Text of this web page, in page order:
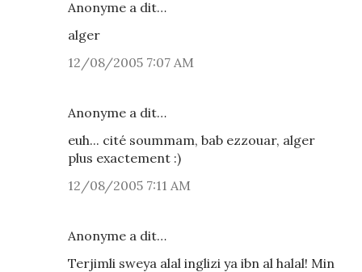
Anonyme a dit…
alger
12/08/2005 7:07 AM
Anonyme a dit…
euh... cité soummam, bab ezzouar, alger
plus exactement :)
12/08/2005 7:11 AM
Anonyme a dit…
Terjimli sweya alal inglizi ya ibn al halal! Min